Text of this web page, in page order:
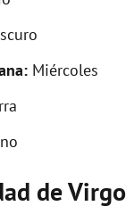
Miércoles
de Virgo